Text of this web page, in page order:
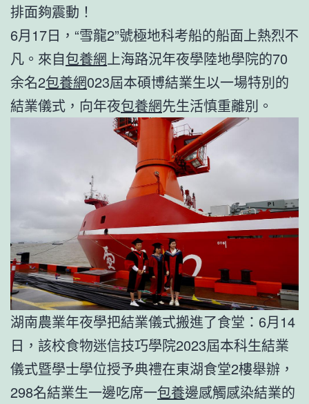
排面夠震動！
6月17日，“雪龍2”號極地科考船的船面上熱烈不
凡。來自包養網上海路況年夜學陸地學院的70
余名2包養網023屆本碩博結業生以一場特別的
結業儀式，向年夜包養網先生活慎重離別。
湖南農業年夜學把結業儀式搬進了食堂：6月14
日，該校食物迷信技巧學院2023屆本科生結業
儀式暨學士學位授予典禮在東湖食堂2樓舉辦，
298名結業生一邊吃席一包養邊感觸感染結業的